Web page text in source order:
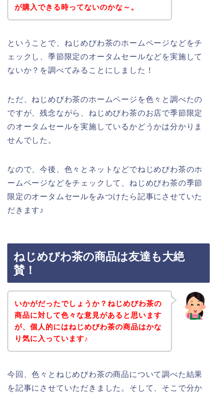
が購入できる時ってないのかな～。
ということで、ねじめびわ茶のホームページなどをチ
ェックし、季節限定のオータムセールなどを実施して
ないか？を調べてみることにしました！
ただ、ねじめびわ茶のホームページを色々と調べたの
ですが、残念ながら、ねじめびわ茶のお店で季節限定
のオータムセールを実施しているかどうかは分かりま
せんでした。
なので、今後、色々とネットなどでねじめびわ茶のホ
ームページなどをチェックして、ねじめびわ茶の季節
限定のオータムセールをみつけたら記事にさせていた
だきます♪
ねじめびわ茶の商品は友達も大絶
賛！
いかがだったでしょうか？ねじめびわ茶の
商品に対して色々な意見があると思います
が、個人的にはねじめびわ茶の商品はかな
り気に入っています♪
今回、色々とねじめびわ茶の商品について調べた結果
を記事にさせていただきました。そして、そこで分か